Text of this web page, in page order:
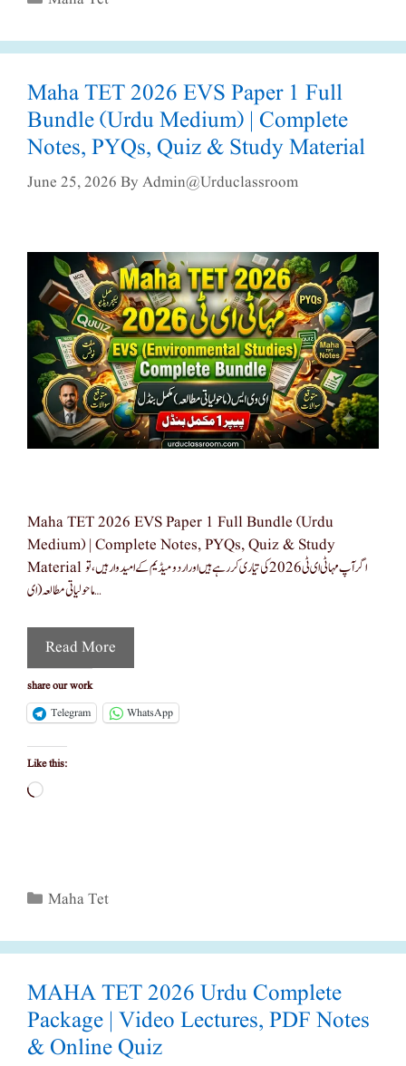
Maha TET 2026 EVS Paper 1 Full
Bundle (Urdu Medium) | Complete
Notes, PYQs, Quiz & Study Material
June 25, 2026 ByAdmin@urduclassroom
Maha TET 2026 EVS Paper 1 Full Bundle (Urdu
Medium) | Complete Notes, PYQs, Quiz & Study
Material اگر آپ مہا ٹی ای ٹی 2026 کی تیاری کر رہے ہیں اور اردو میڈیم کے امیدوار ہیں، تو
ماحولیاتی مطالعہ (ای …
Read More
share our work
Telegram
WhatsApp
Like this:
Loading…
Categories
Maha Tet
MAHA TET 2026 Urdu Complete
Package | Video Lectures, PDF Notes
& Online Quiz